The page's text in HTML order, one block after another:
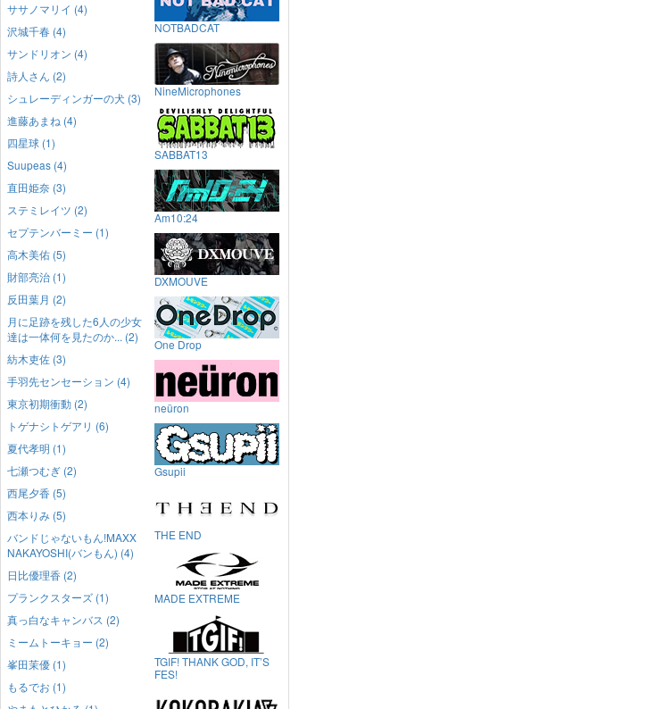
ササノマリイ (4)
沢城千春 (4)
サンドリオン (4)
詩人さん (2)
シュレーディンガーの犬 (3)
進藤あまね (4)
四星球 (1)
Suupeas (4)
直田姫奈 (3)
ステミレイツ (2)
セプテンバーミー (1)
高木美佑 (5)
財部亮治 (1)
反田葉月 (2)
月に足跡を残した6人の少女
達は一体何を見たのか... (2)
紡木吏佐 (3)
手羽先センセーション (4)
東京初期衝動 (2)
トゲナシトゲアリ (6)
夏代孝明 (1)
七瀬つむぎ (2)
西尾夕香 (5)
西本りみ (5)
バンドじゃないもん!MAXX
NAKAYOSHI(バンもん) (4)
日比優理香 (2)
プランクスターズ (1)
真っ白なキャンバス (2)
ミームトーキョー (2)
峯田茉優 (1)
もるでお (1)
NOTBADCAT
NineMicrophones
SABBAT13
Am10:24
DXMOUVE
One Drop
neüron
Gsupii
THE END
MADE EXTREME
TGIF! THANK GOD, IT’S
FES!